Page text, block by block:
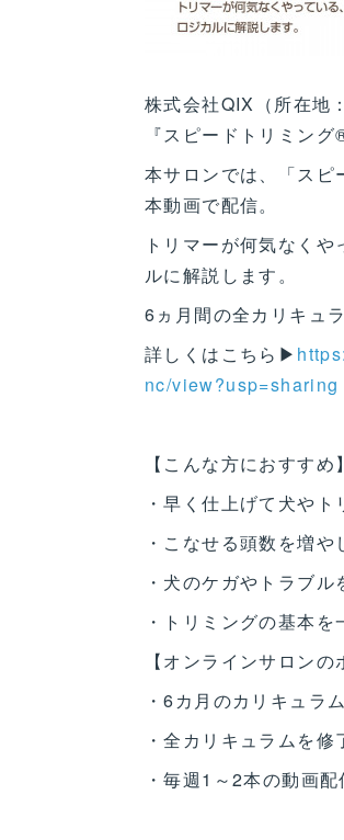
株式会社QIX（所在地
『スピードトリミン
本サロンでは、「ス
本動画で配信。
トリマーが何気なく
ルに解説します。
6ヵ月間の全カリキュ
詳しくはこちら▶
nc/view?usp=sharing
【こんな方におすすめ】
・早く仕上げて犬や
・こなせる頭数を増
・犬のケガやトラブル
・トリミングの基本
【オンラインサロンの
・6カ月のカリキュラ
・全カリキュラムを
・毎週1～2本の動画